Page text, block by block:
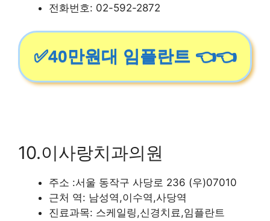
전화번호: 02-592-2872
✅40만원대 임플란트 👈👈
10.이사랑치과의원
주소 :서울 동작구 사당로 236 (우)07010
근처 역: 남성역,이수역,사당역
진료과목: 스케일링,신경치료,임플란트